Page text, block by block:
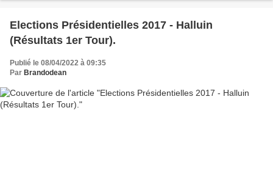
Elections Présidentielles 2017 - Halluin
(Résultats 1er Tour).
Publié le 08/04/2022 à 09:35
Par Brandodean